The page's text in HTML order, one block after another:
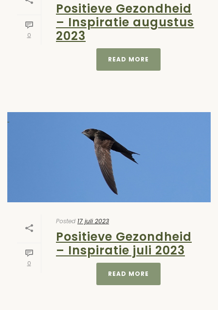
0
Positieve Gezondheid
– Inspiratie augustus
2023
READ MORE
0
Posted 17 juli 2023
Positieve Gezondheid
– Inspiratie juli 2023
READ MORE